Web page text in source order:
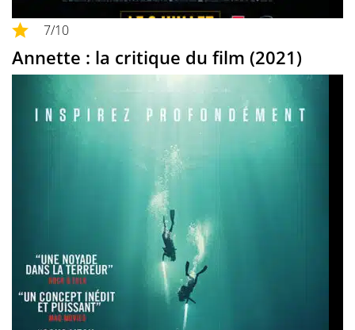
7/10
Annette : la critique du film (2021)